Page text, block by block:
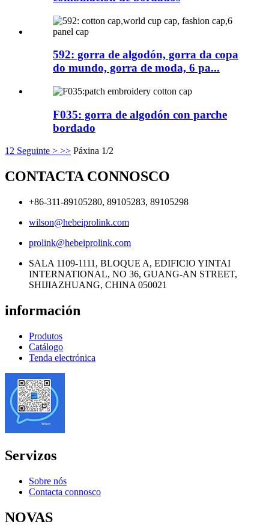
592: gorra de algodón, gorra da copa
do mundo, gorra de moda, 6 pa...
F035: gorra de algodón con parche
bordado
12 Seguinte > >> Páxina 1/2
CONTACTA CONNOSCO
+86-311-89105280, 89105283, 89105298
wilson@hebeiprolink.com
prolink@hebeiprolink.com
SALA 1109-1111, BLOQUE A, EDIFICIO YINTAI
INTERNATIONAL, NO 36, GUANG-AN STREET,
SHIJIAZHUANG, CHINA 050021
información
Produtos
Catálogo
Tenda electrónica
Servizos
Sobre nós
Contacta connosco
NOVAS